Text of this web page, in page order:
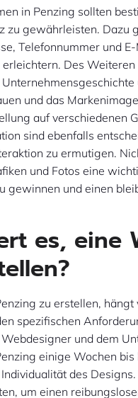
in Penzing sollten
zu gewährleisten. Dazu
Telefonnummer und
Des
und das
auf verschiedenen
sind ebenfalls
zu ermutigen.
und Fotos eine
gewinnen und einen
es, eine
zu erstellen,
spezifischen
und dem
einige Wochen
des
um einen